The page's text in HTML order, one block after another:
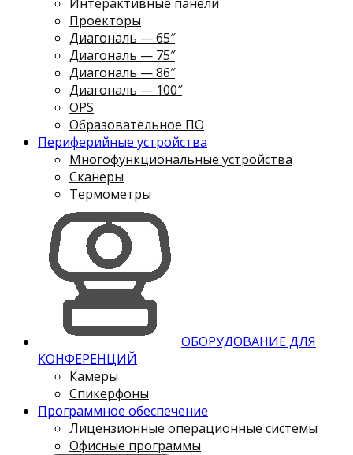
Проекторы
Диагональ — 65″
Диагональ — 75″
Диагональ — 86″
Диагональ — 100″
OPS
Образовательное ПО
Периферийные устройства
Многофункциональные устройства
Сканеры
Термометры
ОБОРУДОВАНИЕ ДЛЯ
КОНФЕРЕНЦИЙ
Камеры
Спикерфоны
Программное обеспечение
Лицензионные операционные системы
Офисные программы